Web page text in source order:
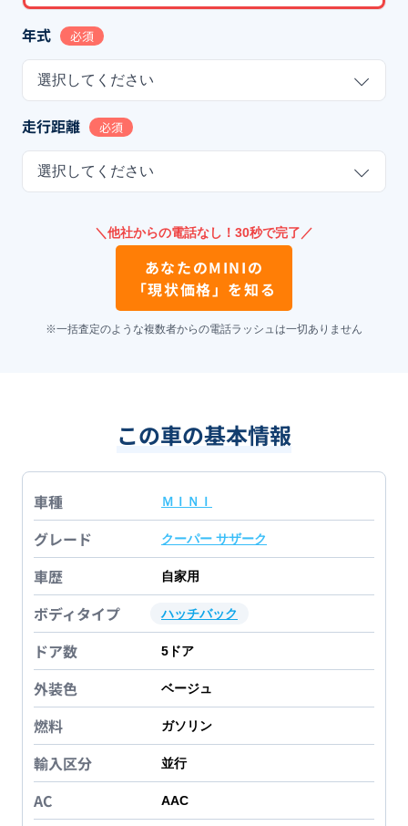
年式 必須
選択してください
走行距離 必須
選択してください
＼他社からの電話なし！30秒で完了／
あなたのMINIの
「現状価格」を知る
※一括査定のような複数者からの電話ラッシュは一切ありません
この車の基本情報
車種 ＭＩＮＩ
グレード クーパー サザーク
車歴 自家用
ボディタイプ ハッチバック
ドア数 5 ドア
外装色 ベージュ
燃料 ガソリン
輸入区分 並行
AC AAC